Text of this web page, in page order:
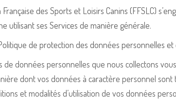
Française des Sports et Loisirs Canins (FFSLC)
utilisant ses Services de manière générale.
de protection des données personnelles
de données personnelles que nous collectons
dont vos données à caractère personnel
et modalités d’utilisation de vos données